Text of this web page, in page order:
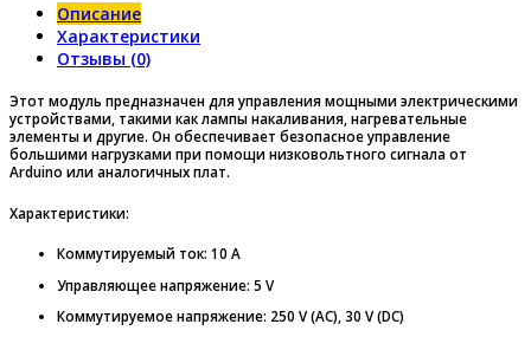
Описание
Характеристики
Отзывы (0)
Этот модуль предназначен для управления мощными электрическими
устройствами, такими как лампы накаливания, нагревательные
элементы и другие. Он обеспечивает безопасное управление
большими нагрузками при помощи низковольтного сигнала от
Arduino или аналогичных плат.
Характеристики:
Коммутируемый ток: 10 A
Управляющее напряжение: 5 V
Коммутируемое напряжение: 250 V (AC), 30 V (DC)